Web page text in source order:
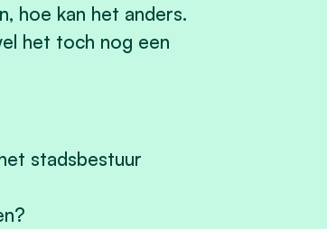
hoe kan het anders.
het toch nog een
stadsbestuur